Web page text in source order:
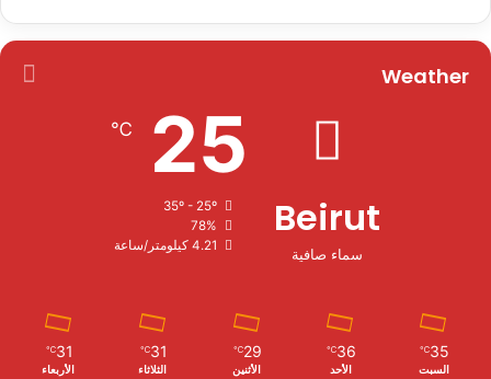
Weather
Beirut
سماء صافية
25
℃
78%
4.21 كيلومتر/ساعة
35
℃
السبت
36
℃
الأحد
29
℃
الأثنين
31
℃
الثلاثاء
31
℃
الأربعاء